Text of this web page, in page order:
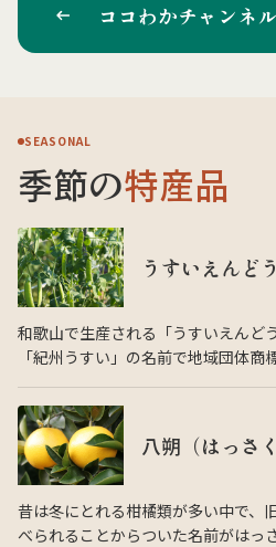
ココわかチャンネ
SEASONAL
季節の特産品
うすいえんどう
和歌山で生産される「うすいえんど
「紀州うすい」の名前で地域団体商
八朔（はっさく
昔は冬にとれる柑橘類が多い中で、
べられることからついた名前がはっ